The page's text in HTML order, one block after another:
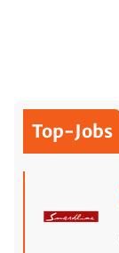
Top-Jobs